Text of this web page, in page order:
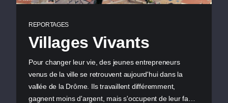
REPORTAGES
Villages Vivants
Pour changer leur vie, des jeunes entrepreneurs
venus de la ville se retrouvent aujourd'hui dans la
vallée de la Drôme. Ils travaillent différemment,
gagnent moins d'argent, mais s'occupent de leur fa…